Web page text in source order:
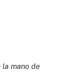
mano de